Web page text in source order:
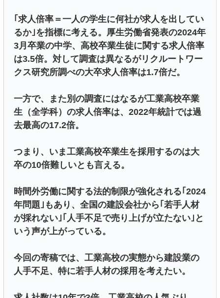
｢求人倍率＝一人の学生に何社が求人を出してい
るか｣を指標に考える。厚生労働省発表の2024年
3月卒業の中学、高校卒業生徒に関する求人倍率
は3.5倍。対して調査は異なるがリクルートワー
クス研究所調べの大卒求人倍率は1.7倍だ。
一方で、また別の調査にはなるが工業高校卒業
生（全学科）の求人倍率は、2022年統計では過
去最高の17.2倍。
つまり、いま工業高校卒業生を採用するのは大
卒の10倍難しいとも言える。
時間外労働に関する法的制限が強化される｢2024
年問題｣もあり、全国の建設会社から｢若手人材
が採れない｣｢人手不足で売り上げが立たない｣と
いう声が上がっている。
今回の寄稿では、工業高校の実態から建設業の
人手不足、特に若手人材の採用を考えたい。